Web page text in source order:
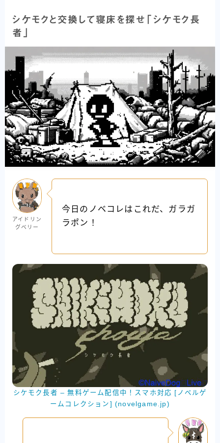
シケモクと交換して寝床を探せ「シケモク長
者」
アイドリン
グベリー
今日のノベコレはこれだ、ガラガ
ラポン！
シケモク長者 – 無料ゲーム配信中！スマホ対応 [ノベルゲ
ームコレクション] (novelgame.jp)